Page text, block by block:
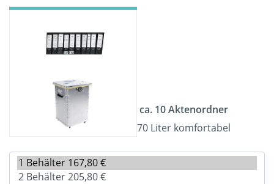
ca. 10 Aktenordner
70 Liter komfortabel